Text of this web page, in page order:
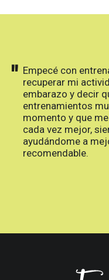
" Empecé con
recuperar mi
embarazo y decir
entrenamientos
momento y que
cada vez mejor,
ayudándome a
recomendable.